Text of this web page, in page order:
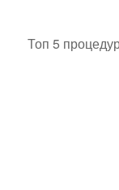
Топ 5